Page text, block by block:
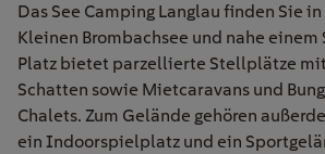
Das See Camping Langlau finden Sie
Kleinen Brombachsee und nahe
Platz bietet parzellierte Stellplätze
Schatten sowie Mietcaravans und
Chalets. Zum Gelände gehören
ein Indoorspielplatz und ein